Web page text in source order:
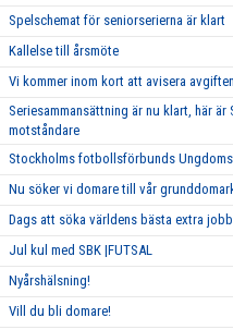
Spelschemat för seniorserierna är klart
Kallelse till årsmöte
Vi kommer inom kort att avisera
Seriesammansättning är nu klart, här
motståndare
Stockholms fotbollsförbunds
Nu söker vi domare till vår
Dags att söka världens bästa extra
Jul kul med SBK |FUTSAL
Nyårshälsning!
Vill du bli domare!